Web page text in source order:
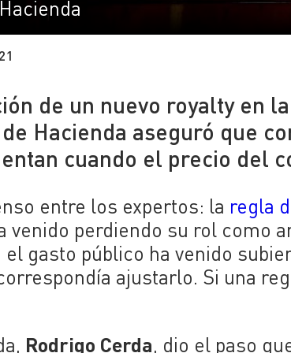
de un nuevo royalty en
Hacienda aseguró que
cuando el precio del
entre los expertos: la regla
venido perdiendo su rol como
gasto público ha venido
ajustarlo. Si una
Rodrigo Cerda, dio el paso